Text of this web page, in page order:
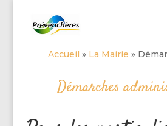
Accueil » La Mairie »
Démarches